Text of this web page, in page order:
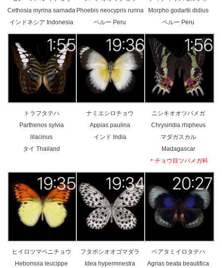
Cethosia myrina sarnada
インドネシア Indonesia
Phoebis neocypris rurina
ペルー Peru
Morpho godartii didius
ペルー Peru
トラフタテハ
Parthenos sylvia
lilacinus
タイ Thailand
ナミエシロチョウ
Appias paulina
インド India
ニシキオオツバメガ
Chrysiridia rhipheus
マダガスカル
Madagascar
＊チョウ目ツバメガ科
ヒイロツマベニチョウ
Hebomoia leucippe
フタボシオオゴマダラ
Idea hypermnestra
ベアタミイロタテハ
Agrias beata beautifica